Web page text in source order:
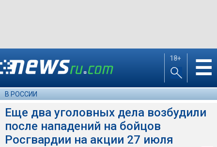
18+ ☰
В РОССИИ
Еще два уголовных дела возбудили
после нападений на бойцов
Росгвардии на акции 27 июля